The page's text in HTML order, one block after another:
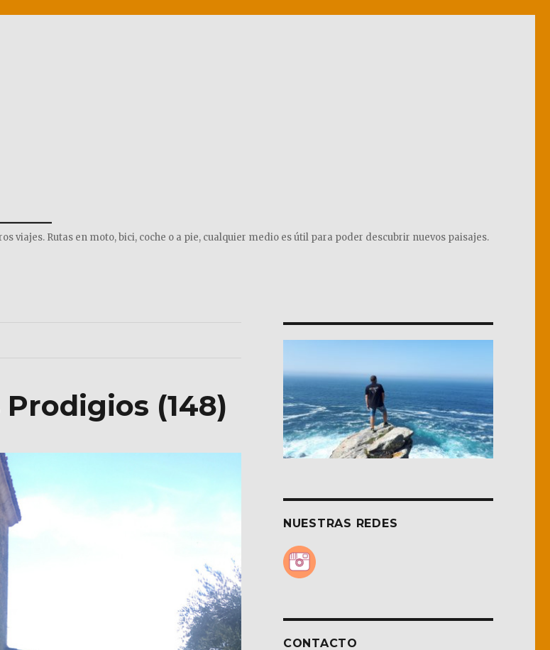
Rutas en moto, bici, coche o a pie, cualquier medio es útil para poder descubrir nuevos paisajes.
(148)
NUESTRAS REDES
CONTACTO